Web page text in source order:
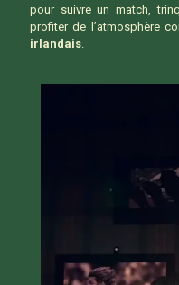
pour suivre un match,
profiter de l’atmosphère
irlandais.